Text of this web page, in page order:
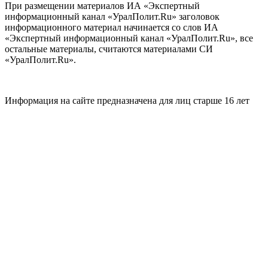
При размещении материалов ИА «Экспертный
информационный канал «УралПолит.Ru» заголовок
информационного материал начинается со слов ИА
«Экспертный информационный канал «УралПолит.Ru», все
остальные материалы, считаются материалами СИ
«УралПолит.Ru».
Информация на сайте предназначена для лиц старше 16 лет